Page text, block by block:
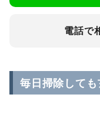
電話
毎日掃除して